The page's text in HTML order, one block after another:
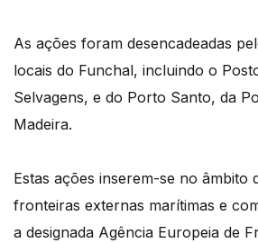
As ações foram desencadeadas
locais do Funchal, incluindo o
Selvagens, e do Porto Santo, da
Madeira.
Estas ações inserem-se no âmbito
fronteiras externas marítimas e
a designada Agência Europeia de